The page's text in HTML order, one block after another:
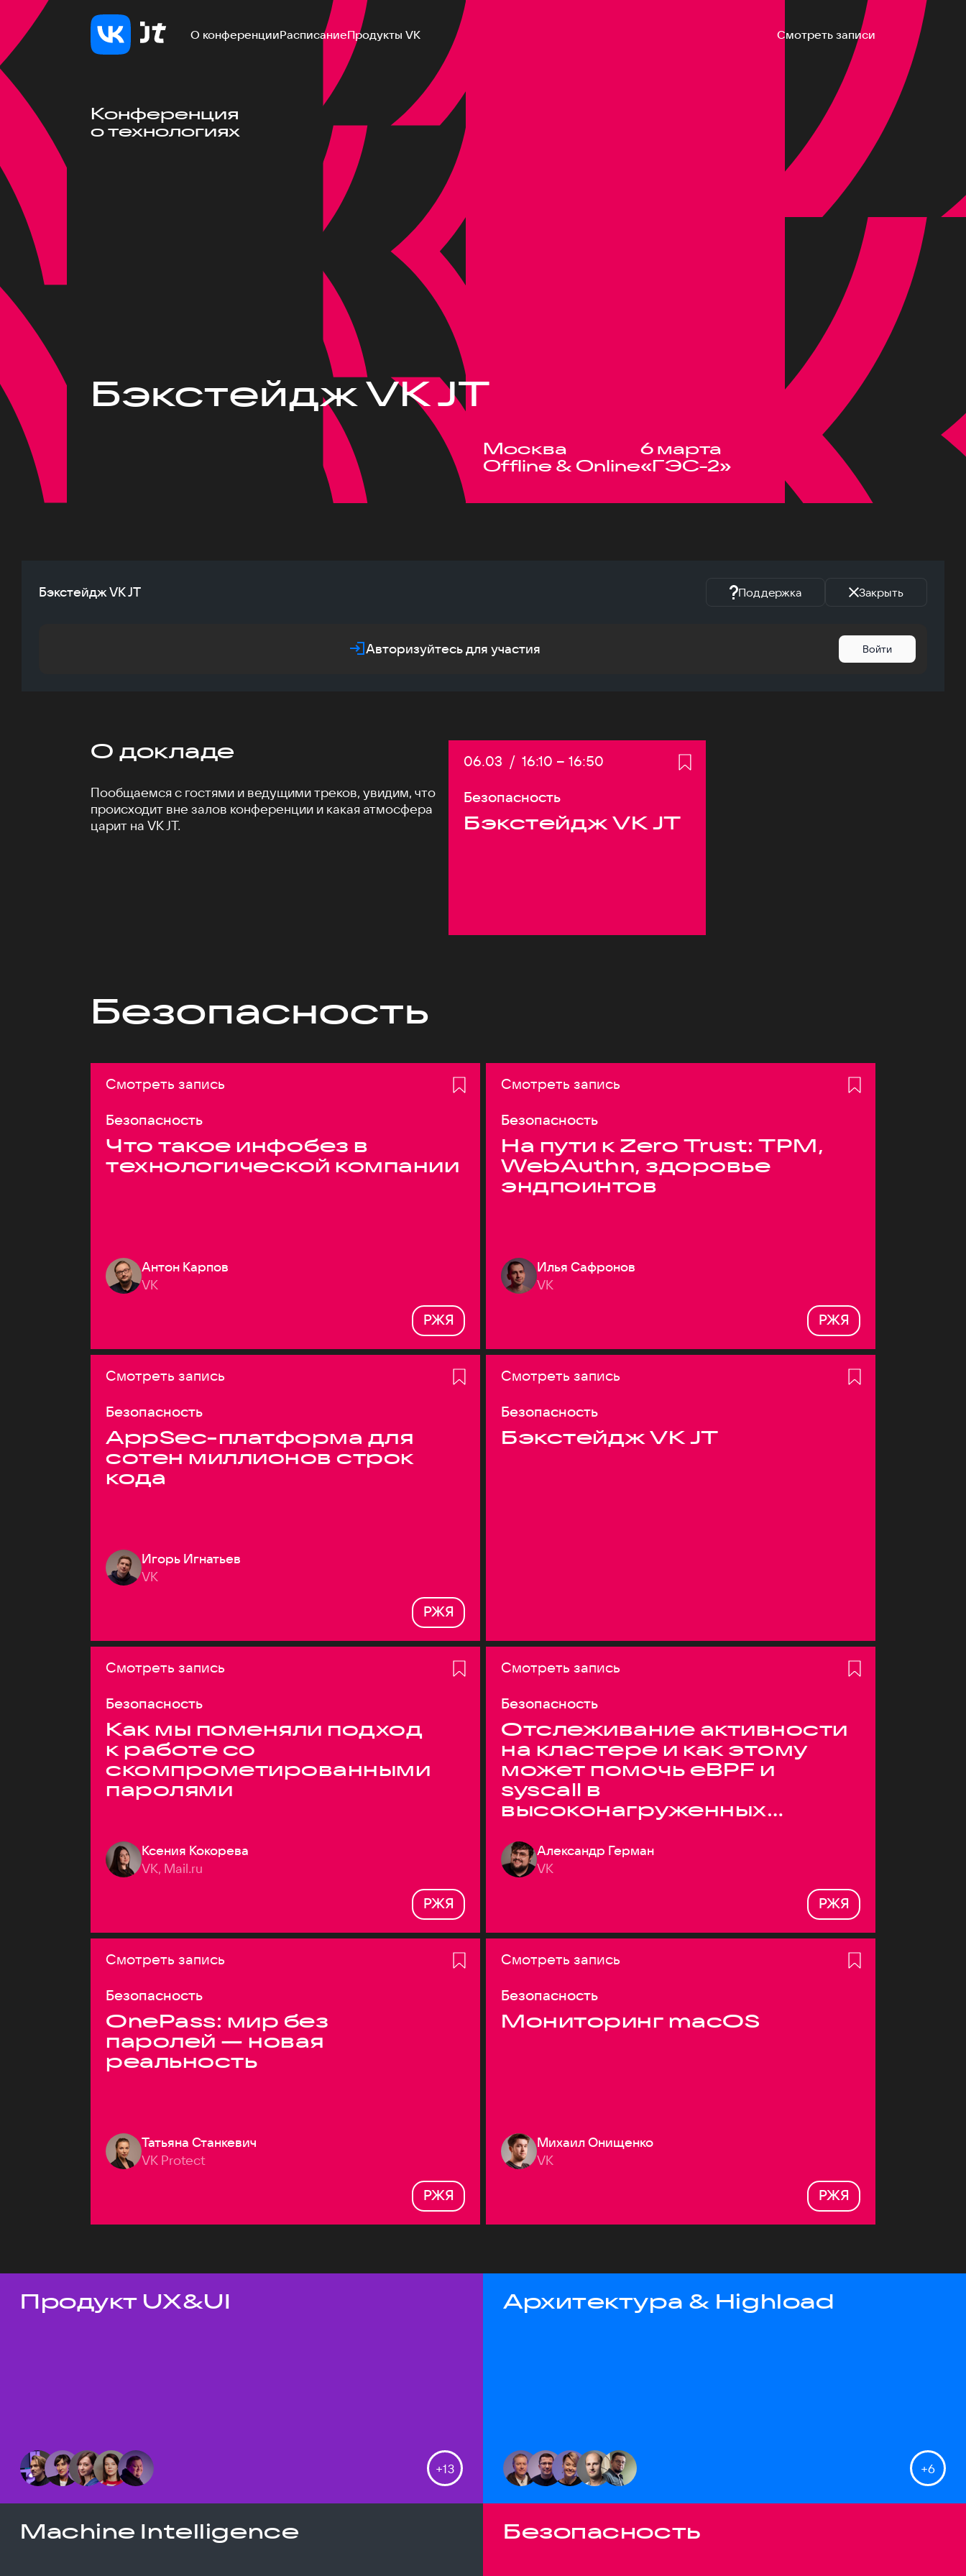
О конференцииРасписаниеПродукты VK Смотреть записи
Конференция
о технологиях
Бэкстейдж VK JT
Москва
Offline & Online
6 марта
«ГЭС-2»
Бэкстейдж VK JT Поддержка Закрыть
Авторизуйтесь для участия Войти
О докладе
Пообщаемся с гостями и ведущими треков, увидим, что
происходит вне залов конференции и какая атмосфера
царит на VK JT.
Дата:
06.03 / Начало:
16:10 – Конец:
16:50
Безопасность
Бэкстейдж VK JT
Безопасность
Смотреть запись
Безопасность
Что такое инфобез в
технологической компании
Антон Карпов
VK
РЖЯ
Смотреть запись
Безопасность
На пути к Zero Trust: TPM,
WebAuthn, здоровье
эндпоинтов
Илья Сафронов
VK
РЖЯ
Смотреть запись
Безопасность
AppSec-платформа для
сотен миллионов строк
кода
Игорь Игнатьев
VK
РЖЯ
Смотреть запись
Безопасность
Бэкстейдж VK JT
Смотреть запись
Безопасность
Как мы поменяли подход
к работе со
скомпрометированными
паролями
Ксения Кокорева
VK, Mail.ru
РЖЯ
Смотреть запись
Безопасность
Отслеживание активности
на кластере и как этому
может помочь eBPF и
syscall в
высоконагруженных
Александр Герман
VK
РЖЯ
Смотреть запись
Безопасность
OnePass: мир без
паролей — новая
реальность
Татьяна Станкевич
VK Protect
РЖЯ
Смотреть запись
Безопасность
Мониторинг macOS
Михаил Онищенко
VK
РЖЯ
Темы докладов
Продукт UX&UI
+13
Архитектура & Highload
+6
Machine Intelligence Безопасность